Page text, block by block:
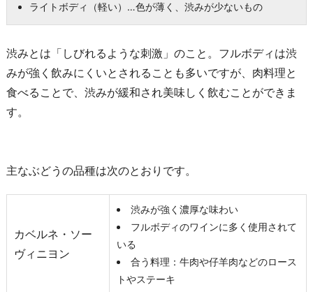
ライトボディ（軽い）…色が薄く、渋みが少ないもの
渋みとは「しびれるような刺激」のこと。フルボディは渋
みが強く飲みにくいとされることも多いですが、肉料理と
食べることで、渋みが緩和され美味しく飲むことができま
す。
主なぶどうの品種は次のとおりです。
カベルネ・ソー
ヴィニヨン
渋みが強く濃厚な味わい
フルボディのワインに多く使用されて
いる
合う料理：牛肉や仔羊肉などのロース
トやステーキ